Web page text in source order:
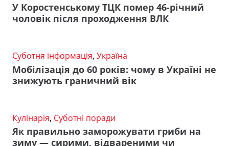
У Коростенському ТЦК помер 46-річний
чоловік після проходження ВЛК
Суботня інформація, Україна
Мобілізація до 60 років: чому в Україні не
знижують граничний вік
Кулінарія, Суботні поради
Як правильно заморожувати гриби на
зиму — сирими, відвареними чи